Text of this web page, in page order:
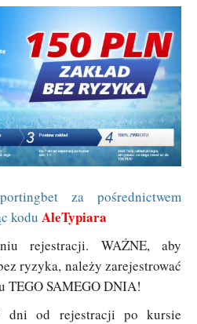
za pośrednictwem
kodu AleTypiara
rejestracji. WAŻNE, aby
ryzyka, należy zarejestrować
TEGO SAMEGO DNIA!
dni od rejestracji po kursie